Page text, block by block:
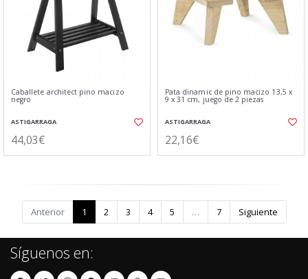
Caballete architect pino macizo
negro
ASTIGARRAGA
44,03€
Pata dinamic de pino macizo 13,5 x
9 x 31 cm, juego de 2 piezas
ASTIGARRAGA
22,16€
Anterior 1 2 3 4 5 … 7 Siguiente
Síguenos en: